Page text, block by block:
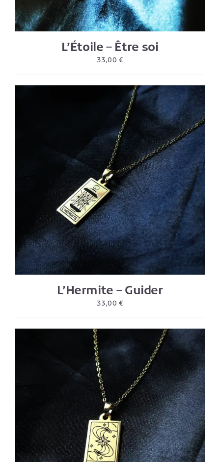
L’Étoile – Être soi
33,00€
L’Hermite – Guider
33,00€